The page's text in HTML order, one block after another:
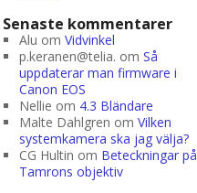
Senaste kommentarer
Alu om Vidvinkel
p.keranen@telia. om Så
uppdaterar man firmware i
Canon EOS
Nellie om 4.3 Bländare
Malte Dahlgren om Vilken
systemkamera ska jag välja?
CG Hultin om Beteckningar på
Tamrons objektiv